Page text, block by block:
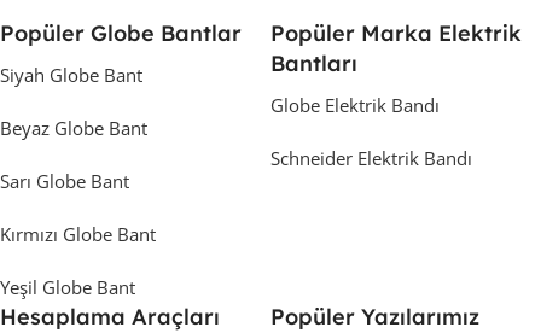
Popüler Globe Bantlar
Siyah Globe Bant
Beyaz Globe Bant
Sarı Globe Bant
Kırmızı Globe Bant
Yeşil Globe Bant
Popüler Marka Elektrik
Bantları
Globe Elektrik Bandı
Schneider Elektrik Bandı
Hesaplama Araçları Popüler Yazılarımız